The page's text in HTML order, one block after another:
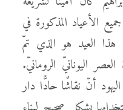
الأعياد المذكورة في
هذا العيد هو الذي تمّ
اليونانيّ الرومانيّ.
أنّ نقاشًا حادًّا دار